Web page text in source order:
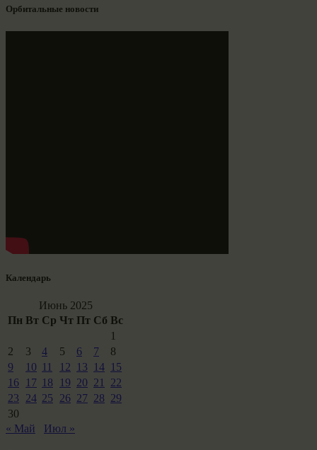
Орбитальные новости
Календарь
Июнь 2025
Пн Вт Ср Чт Пт Сб Вс
1
2
3 4 5 6 7
8
9
10 11 12 13 14 15
16
17 18 19 20 21
22
23
24 25 26 27 28 29
30
« Май
Июл »